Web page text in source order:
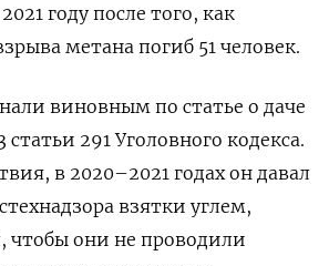
году после того, как
метана погиб 51 человек.
виновным по статье о даче
291 Уголовного кодекса.
в 2020–2021 годах он давал
взятки углем,
чтобы они не проводили